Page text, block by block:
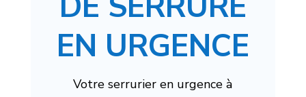
EN URGENCE
Votre serrurier en urgence à